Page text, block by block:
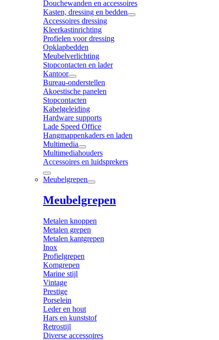
Douchewanden en accessoires
Kasten, dressing en bedden
Accessoires dressing
Kleerkastinrichting
Profielen voor dressing
Opklapbedden
Meubelverlichting
Stopcontacten en lader
Kantoor
Bureau-onderstellen
Akoestische panelen
Stopcontacten
Kabelgeleiding
Hardware supports
Lade Speed Office
Hangmappenkaders en laden
Multimedia
Multimediahouders
Accessoires en luidsprekers
Meubelgrepen
Meubelgrepen
Metalen knoppen
Metalen grepen
Metalen kantgrepen
Inox
Profielgrepen
Komgrepen
Marine stijl
Vintage
Prestige
Porselein
Leder en hout
Hars en kunststof
Retrostijl
Diverse accessoires